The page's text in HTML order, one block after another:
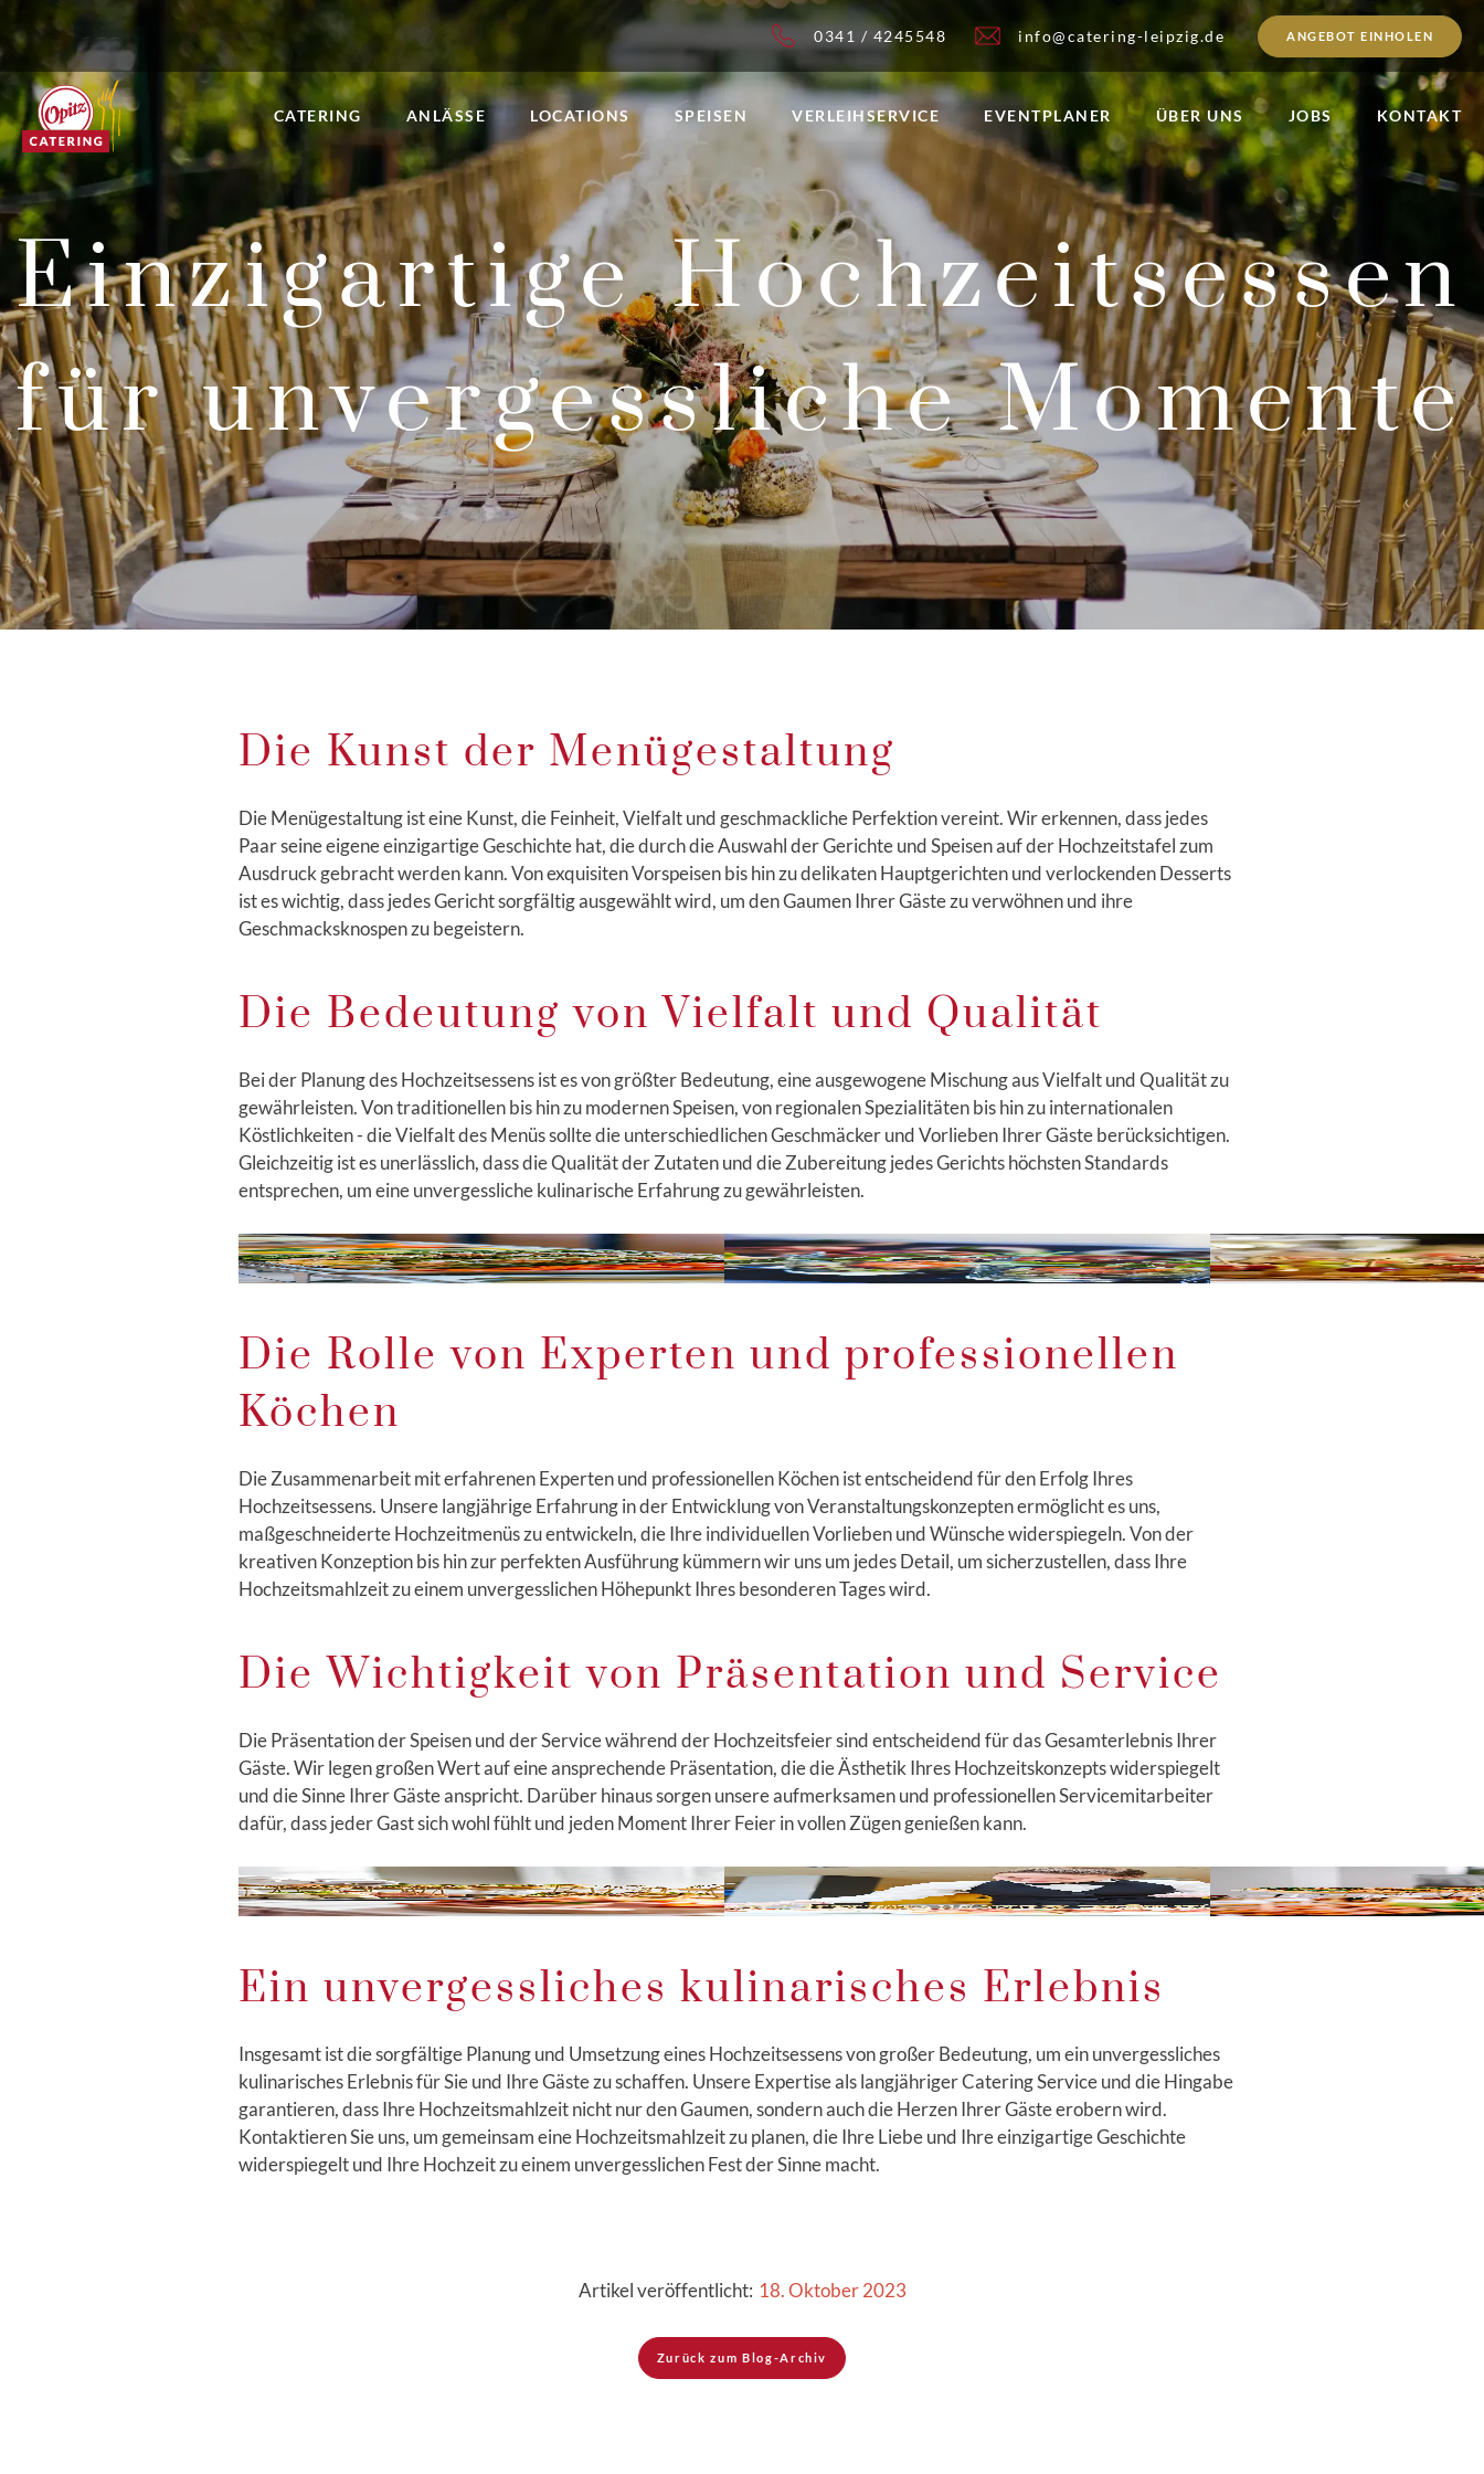
0341 / 4245548 info@catering-leipzig.de ANGEBOT EINHOLEN
CATERING ANLÄSSE LOCATIONS SPEISEN VERLEIHSERVICE EVENTPLANER ÜBER UNS JOBS KONTAKT
Einzigartige Hochzeitsessen
für unvergessliche Momente
Die Kunst der Menügestaltung
Die Menügestaltung ist eine Kunst, die Feinheit, Vielfalt und geschmackliche Perfektion vereint. Wir erkennen, dass jedes
Paar seine eigene einzigartige Geschichte hat, die durch die Auswahl der Gerichte und Speisen auf der Hochzeitstafel zum
Ausdruck gebracht werden kann. Von exquisiten Vorspeisen bis hin zu delikaten Hauptgerichten und verlockenden Desserts
ist es wichtig, dass jedes Gericht sorgfältig ausgewählt wird, um den Gaumen Ihrer Gäste zu verwöhnen und ihre
Geschmacksknospen zu begeistern.
Die Bedeutung von Vielfalt und Qualität
Bei der Planung des Hochzeitsessens ist es von größter Bedeutung, eine ausgewogene Mischung aus Vielfalt und Qualität zu
gewährleisten. Von traditionellen bis hin zu modernen Speisen, von regionalen Spezialitäten bis hin zu internationalen
Köstlichkeiten - die Vielfalt des Menüs sollte die unterschiedlichen Geschmäcker und Vorlieben Ihrer Gäste berücksichtigen.
Gleichzeitig ist es unerlässlich, dass die Qualität der Zutaten und die Zubereitung jedes Gerichts höchsten Standards
entsprechen, um eine unvergessliche kulinarische Erfahrung zu gewährleisten.
Die Rolle von Experten und professionellen
Köchen
Die Zusammenarbeit mit erfahrenen Experten und professionellen Köchen ist entscheidend für den Erfolg Ihres
Hochzeitsessens. Unsere langjährige Erfahrung in der Entwicklung von Veranstaltungskonzepten ermöglicht es uns,
maßgeschneiderte Hochzeitmenüs zu entwickeln, die Ihre individuellen Vorlieben und Wünsche widerspiegeln. Von der
kreativen Konzeption bis hin zur perfekten Ausführung kümmern wir uns um jedes Detail, um sicherzustellen, dass Ihre
Hochzeitsmahlzeit zu einem unvergesslichen Höhepunkt Ihres besonderen Tages wird.
Die Wichtigkeit von Präsentation und Service
Die Präsentation der Speisen und der Service während der Hochzeitsfeier sind entscheidend für das Gesamterlebnis Ihrer
Gäste. Wir legen großen Wert auf eine ansprechende Präsentation, die die Ästhetik Ihres Hochzeitskonzepts widerspiegelt
und die Sinne Ihrer Gäste anspricht. Darüber hinaus sorgen unsere aufmerksamen und professionellen Servicemitarbeiter
dafür, dass jeder Gast sich wohl fühlt und jeden Moment Ihrer Feier in vollen Zügen genießen kann.
Ein unvergessliches kulinarisches Erlebnis
Insgesamt ist die sorgfältige Planung und Umsetzung eines Hochzeitsessens von großer Bedeutung, um ein unvergessliches
kulinarisches Erlebnis für Sie und Ihre Gäste zu schaffen. Unsere Expertise als langjähriger Catering Service und die Hingabe
garantieren, dass Ihre Hochzeitsmahlzeit nicht nur den Gaumen, sondern auch die Herzen Ihrer Gäste erobern wird.
Kontaktieren Sie uns, um gemeinsam eine Hochzeitsmahlzeit zu planen, die Ihre Liebe und Ihre einzigartige Geschichte
widerspiegelt und Ihre Hochzeit zu einem unvergesslichen Fest der Sinne macht.
Artikel veröffentlicht: 18. Oktober 2023
Zurück zum Blog-Archiv